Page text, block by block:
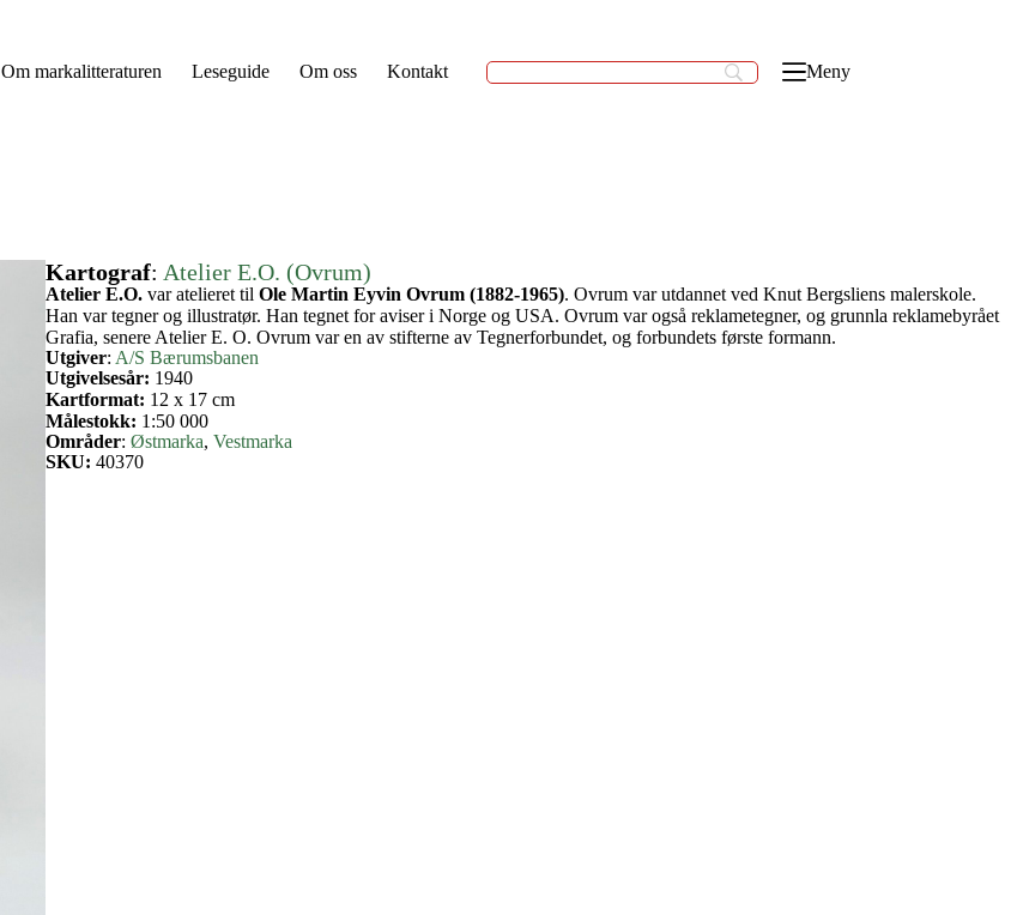
Om markalitteraturen Leseguide Om oss Kontakt Meny
Kartograf: Atelier E.O. (Ovrum)
Atelier E.O.var atelieret til Ole Martin Eyvin Ovrum (1882-1965). Ovrum var utdannet ved Knut Bergsliens malerskole.
Han var tegner og illustratør. Han tegnet for aviser i Norge og USA. Ovrum var også reklametegner, og grunnla reklamebyrået
Grafia, senere Atelier E. O. Ovrum var en av stifterne av Tegnerforbundet, og forbundets første formann.
Utgiver: A/S Bærumsbanen
Utgivelsesår: 1940
Kartformat: 12 x 17 cm
Målestokk: 1:50 000
Områder: Østmarka, Vestmarka
SKU: 40370